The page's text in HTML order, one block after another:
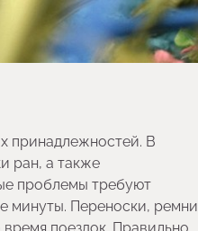
принадлежностей. В
ран, а также
проблемы требуют
минуты. Переноски, ремни